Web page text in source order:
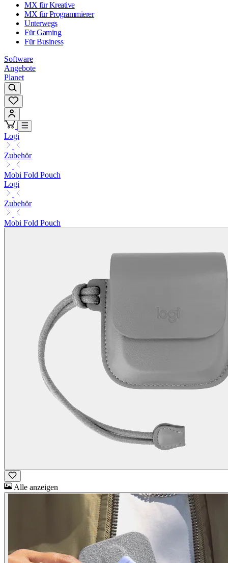
MX für Kreative
MX für Programmierer
Unterwegs
Für Gaming
Für Business
Software
Angebote
Planet
Logi
Zubehör
Mobi Fold Pouch
Logi
Zubehör
Mobi Fold Pouch
Alle anzeigen